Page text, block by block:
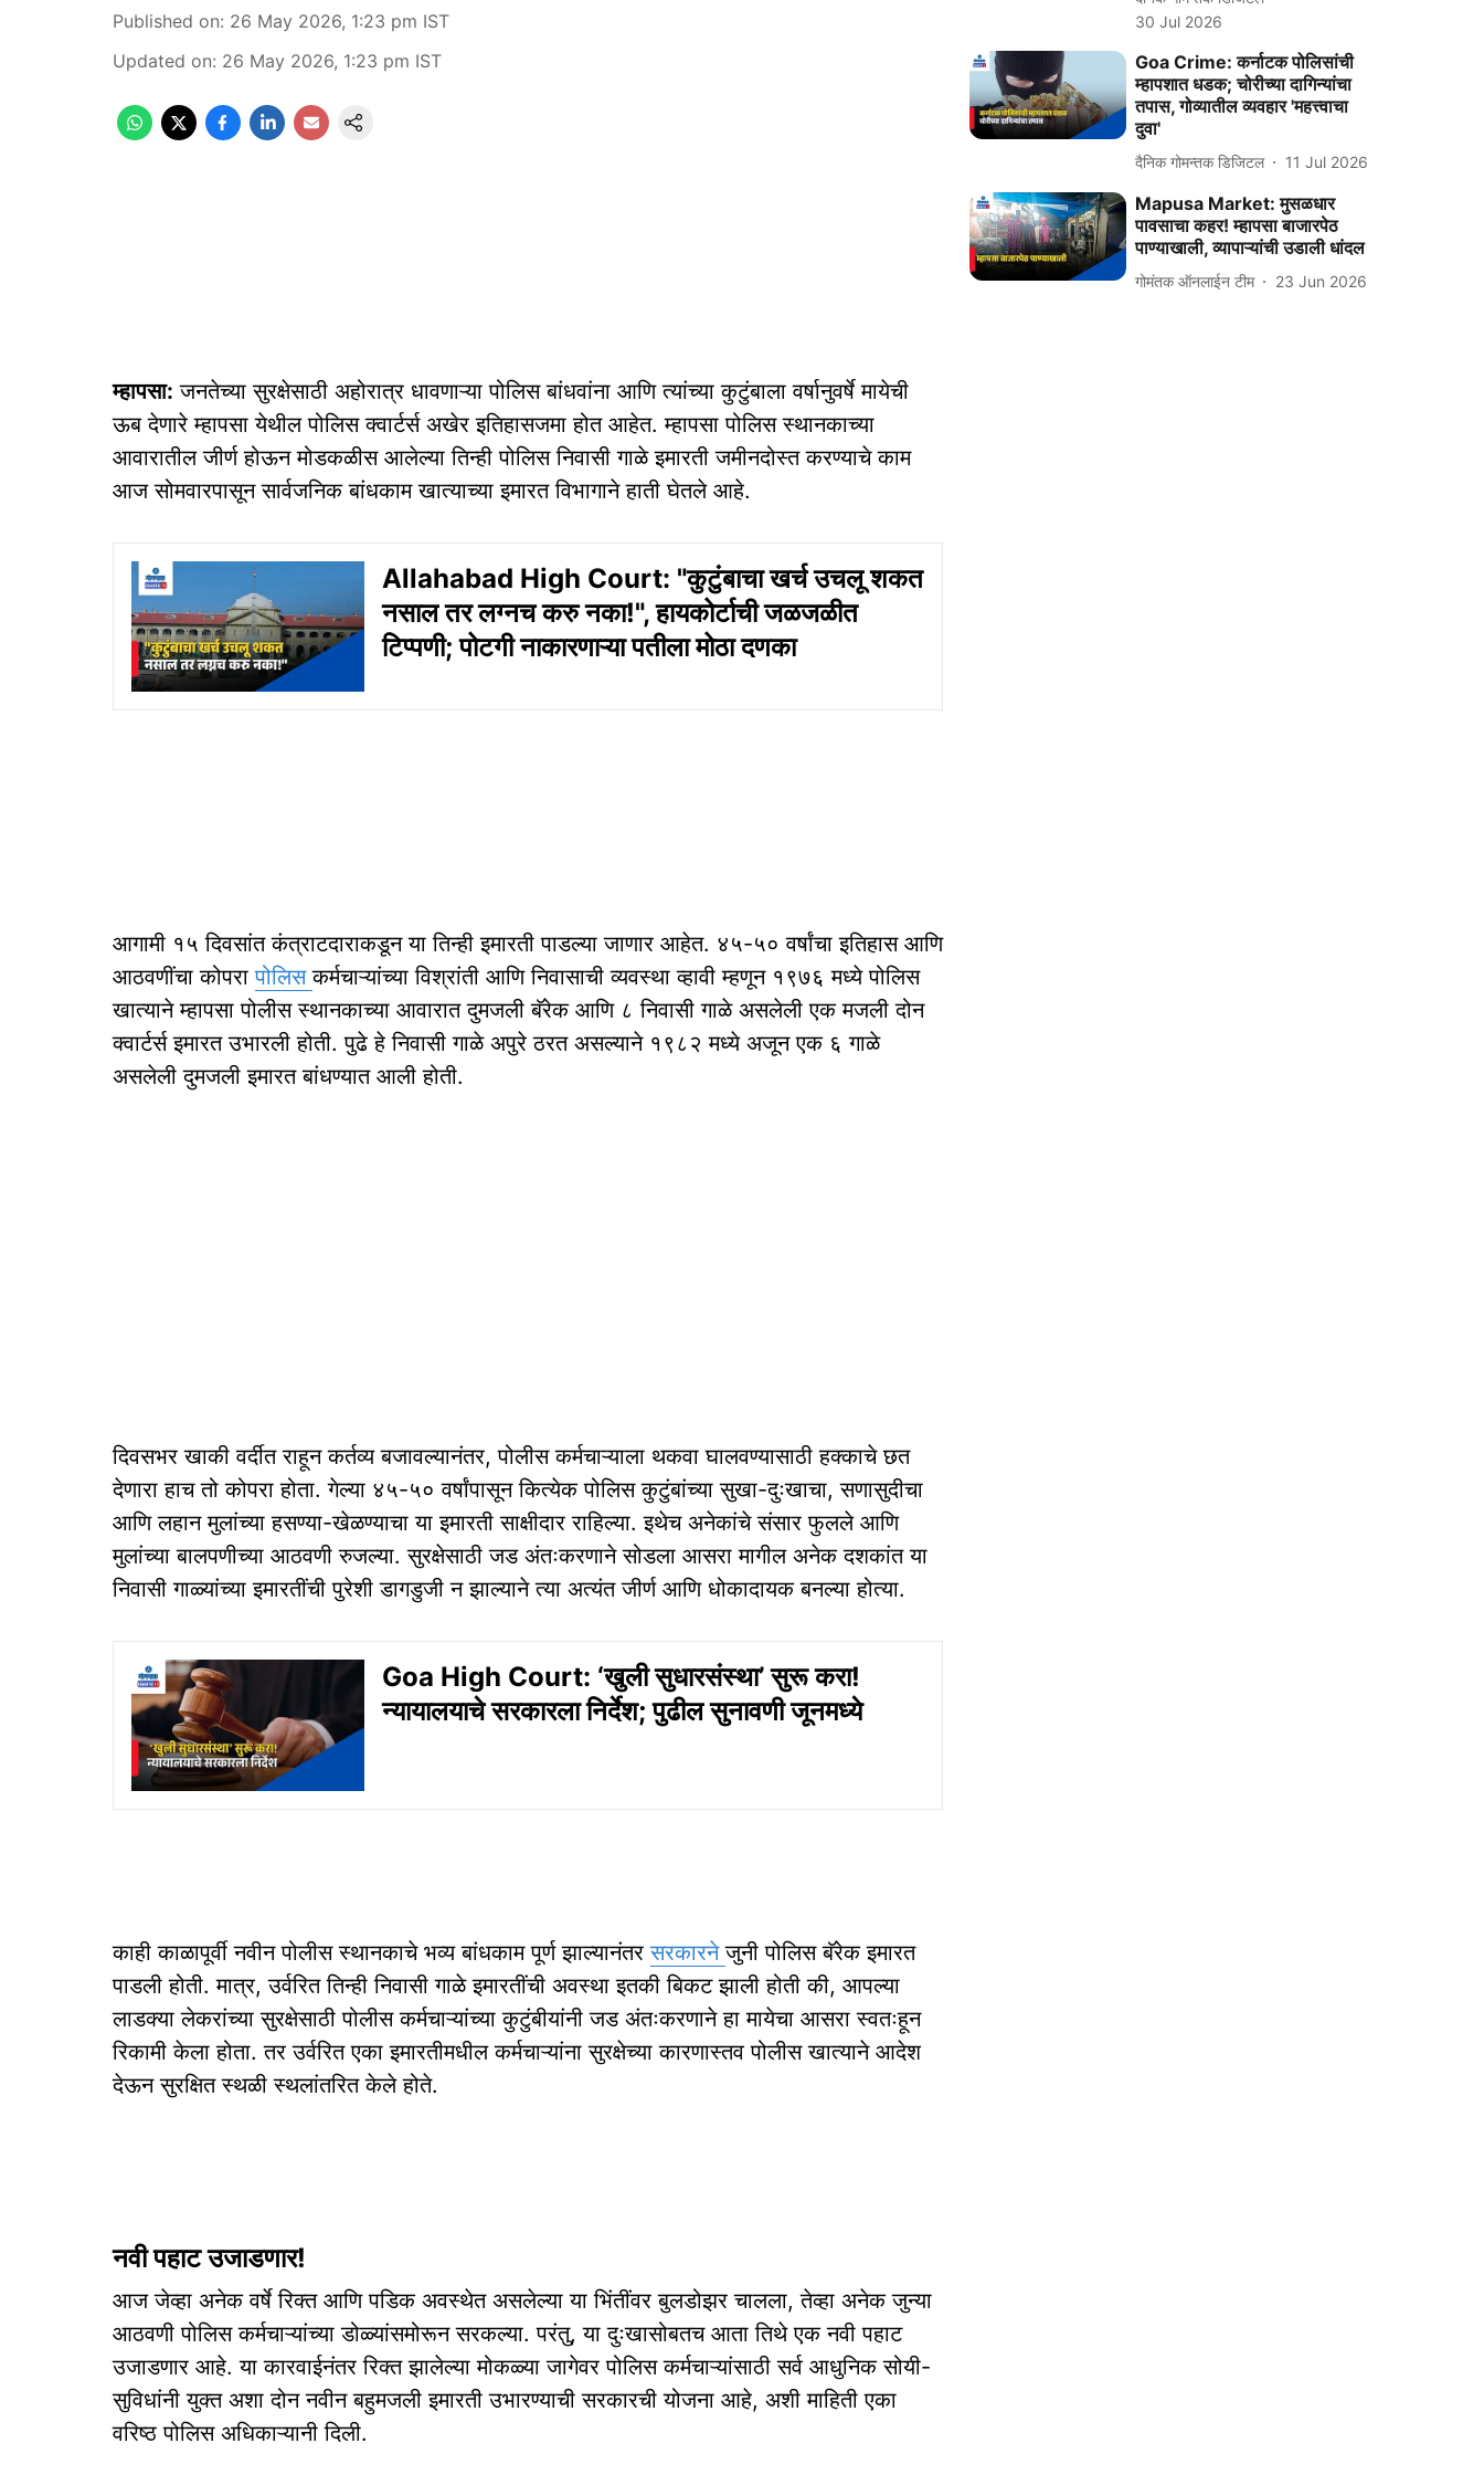
Published on: 26 May 2026, 1:23 pm IST
Updated on: 26 May 2026, 1:23 pm IST
म्हापसा: जनतेच्या सुरक्षेसाठी अहोरात्र धावणाऱ्या पोलिस बांधवांना आणि त्यांच्या कुटुंबाला वर्षानुवर्षे मायेची
ऊब देणारे म्हापसा येथील पोलिस क्वार्टर्स अखेर इतिहासजमा होत आहेत. म्हापसा पोलिस स्थानकाच्या
आवारातील जीर्ण होऊन मोडकळीस आलेल्या तिन्ही पोलिस निवासी गाळे इमारती जमीनदोस्त करण्याचे काम
आज सोमवारपासून सार्वजनिक बांधकाम खात्याच्या इमारत विभागाने हाती घेतले आहे.
Allahabad High Court: "कुटुंबाचा खर्च उचलू शकत
नसाल तर लग्नच करु नका!", हायकोर्टाची जळजळीत
टिप्पणी; पोटगी नाकारणाऱ्या पतीला मोठा दणका
आगामी १५ दिवसांत कंत्राटदाराकडून या तिन्ही इमारती पाडल्या जाणार आहेत. ४५-५० वर्षांचा इतिहास आणि
आठवणींचा कोपरापोलिसकर्मचाऱ्यांच्या विश्रांती आणि निवासाची व्यवस्था व्हावी म्हणून १९७६ मध्ये पोलिस
खात्याने म्हापसा पोलीस स्थानकाच्या आवारात दुमजली बॅरेक आणि ८ निवासी गाळे असलेली एक मजली दोन
क्वार्टर्स इमारत उभारली होती. पुढे हे निवासी गाळे अपुरे ठरत असल्याने १९८२ मध्ये अजून एक ६ गाळे
असलेली दुमजली इमारत बांधण्यात आली होती.
दिवसभर खाकी वर्दीत राहून कर्तव्य बजावल्यानंतर, पोलीस कर्मचाऱ्याला थकवा घालवण्यासाठी हक्काचे छत
देणारा हाच तो कोपरा होता. गेल्या ४५-५० वर्षांपासून कित्येक पोलिस कुटुंबांच्या सुखा-दुःखाचा, सणासुदीचा
आणि लहान मुलांच्या हसण्या-खेळण्याचा या इमारती साक्षीदार राहिल्या. इथेच अनेकांचे संसार फुलले आणि
मुलांच्या बालपणीच्या आठवणी रुजल्या. सुरक्षेसाठी जड अंतःकरणाने सोडला आसरा मागील अनेक दशकांत या
निवासी गाळ्यांच्या इमारतींची पुरेशी डागडुजी न झाल्याने त्या अत्यंत जीर्ण आणि धोकादायक बनल्या होत्या.
Goa High Court: ‘खुली सुधारसंस्था’ सुरू करा!
न्यायालयाचे सरकारला निर्देश; पुढील सुनावणी जूनमध्ये
काही काळापूर्वी नवीन पोलीस स्थानकाचे भव्य बांधकाम पूर्ण झाल्यानंतरसरकारनेजुनी पोलिस बॅरेक इमारत
पाडली होती. मात्र, उर्वरित तिन्ही निवासी गाळे इमारतींची अवस्था इतकी बिकट झाली होती की, आपल्या
लाडक्या लेकरांच्या सुरक्षेसाठी पोलीस कर्मचाऱ्यांच्या कुटुंबीयांनी जड अंतःकरणाने हा मायेचा आसरा स्वतःहून
रिकामी केला होता. तर उर्वरित एका इमारतीमधील कर्मचाऱ्यांना सुरक्षेच्या कारणास्तव पोलीस खात्याने आदेश
देऊन सुरक्षित स्थळी स्थलांतरित केले होते.
नवी पहाट उजाडणार!
आज जेव्हा अनेक वर्षे रिक्त आणि पडिक अवस्थेत असलेल्या या भिंतींवर बुलडोझर चालला, तेव्हा अनेक जुन्या
आठवणी पोलिस कर्मचाऱ्यांच्या डोळ्यांसमोरून सरकल्या. परंतु, या दुःखासोबतच आता तिथे एक नवी पहाट
उजाडणार आहे. या कारवाईनंतर रिक्त झालेल्या मोकळ्या जागेवर पोलिस कर्मचाऱ्यांसाठी सर्व आधुनिक सोयी-
सुविधांनी युक्त अशा दोन नवीन बहुमजली इमारती उभारण्याची सरकारची योजना आहे, अशी माहिती एका
वरिष्ठ पोलिस अधिकाऱ्यानी दिली.
30 Jul 2026
Goa Crime: कर्नाटक पोलिसांची
म्हापशात धडक; चोरीच्या दागिन्यांचा
तपास, गोव्यातील व्यवहार 'महत्त्वाचा
दुवा'
दैनिक गोमन्तक डिजिटल 11 Jul 2026
Mapusa Market: मुसळधार
पावसाचा कहर! म्हापसा बाजारपेठ
पाण्‍याखाली, व्यापाऱ्यांची उडाली धांदल
गोमंतक ऑनलाईन टीम 23 Jun 2026